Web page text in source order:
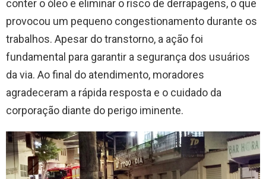
conter o óleo e eliminar o risco de derrapagens, o que
provocou um pequeno congestionamento durante os
trabalhos. Apesar do transtorno, a ação foi
fundamental para garantir a segurança dos usuários
da via. Ao final do atendimento, moradores
agradeceram a rápida resposta e o cuidado da
corporação diante do perigo iminente.